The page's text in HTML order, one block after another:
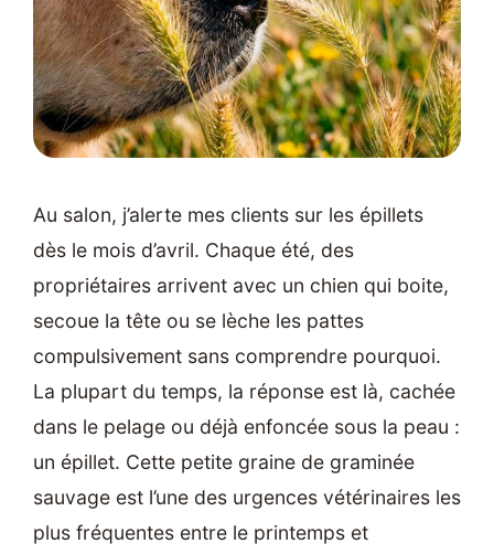
Au salon, j’alerte mes clients sur les épillets
dès le mois d’avril. Chaque été, des
propriétaires arrivent avec un chien qui boite,
secoue la tête ou se lèche les pattes
compulsivement sans comprendre pourquoi.
La plupart du temps, la réponse est là, cachée
dans le pelage ou déjà enfoncée sous la peau :
un épillet. Cette petite graine de graminée
sauvage est l’une des urgences vétérinaires les
plus fréquentes entre le printemps et